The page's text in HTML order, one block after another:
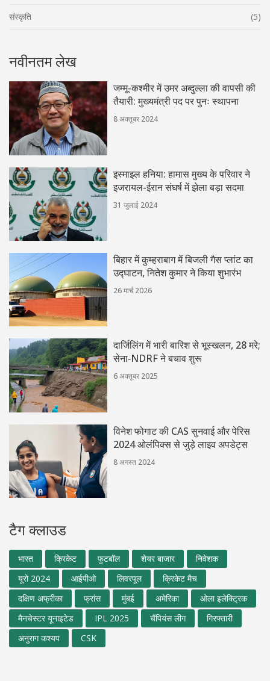
संस्कृति (5)
नवीनतम लेख
जम्मू-कश्मीर में उमर अब्दुल्ला की वापसी की
तैयारी: मुख्यमंत्री पद पर पुनः स्थापना
8 अक्तूबर 2024
इस्माइल हनिया: हामास मुख्य के परिवार ने
इजरायल-ईरान संघर्ष में झेला बड़ा सदमा
31 जुलाई 2024
बिहार में कुम्हराबाग में बिजली गैस प्लांट का
उद्घाटन, नितेश कुमार ने किया शुभारंभ
26 मार्च 2026
दार्जिलिंग में भारी बारिश से भूस्खलन, 28 मरे;
सेना‑NDRF ने बचाव शुरू
6 अक्तूबर 2025
विनेश फोगाट की CAS सुनवाई और पेरिस
2024 ओलंपिक्स से जुड़े लाइव अपडेट्स
8 अगस्त 2024
टैग क्लाउड
भारत क्रिकेट फुटबॉल शेयर बाजार
निवेशक
यूरो 2024
आईपीओ लिवरपूल
क्रिकेट मैच
दक्षिण अफ्रीका
फ्रांस मुंबई अमेरिका
ओला इलेक्ट्रिक
मैनचेस्टर यूनाइटेड
IPL 2025 चैंपियंस लीग
गिरफ्तारी
अनुराग कश्यप
CSK